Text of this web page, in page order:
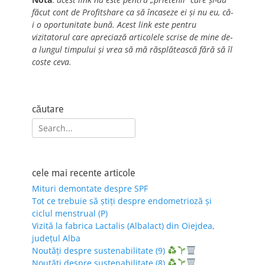
făcut cont de Profitshare ca să încaseze ei și nu eu, că-
i o oportunitate bună. Acest link este pentru
vizitatorul care apreciază articolele scrise de mine de-
a lungul timpului și vrea să mă răsplătească fără să îl
coste ceva.
căutare
Search
for:
cele mai recente articole
Mituri demontate despre SPF
Tot ce trebuie să știți despre endometrioză și
ciclul menstrual (P)
Vizită la fabrica Lactalis (Albalact) din Oiejdea,
județul Alba
Noutăți despre sustenabilitate (9)